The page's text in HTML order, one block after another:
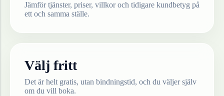
Jämför tjänster, priser, villkor och tidigare kundbetyg på
ett och samma ställe.
Välj fritt
Det är helt gratis, utan bindningstid, och du väljer själv
om du vill boka.